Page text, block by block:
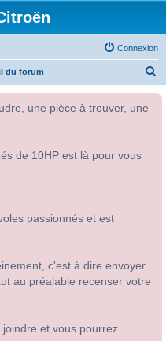
Connexion
du forum
une pièce à trouver, une
de 10HP est là pour vous
passionnés et est
c'est à dire envoyer
au préalable recenser votre
et vous pourrez